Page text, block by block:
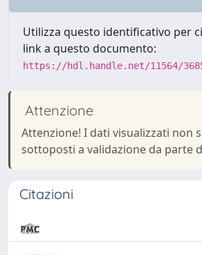
Utilizza questo identificativo per
link a questo documento:
https://hdl.handle.net/11564/
Attenzione
Attenzione! I dati visualizzati non
sottoposti a validazione da parte
Citazioni